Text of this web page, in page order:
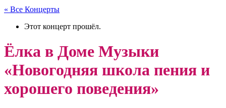
« Все Концерты
Этот концерт прошёл.
Ёлка в Доме Музыки
«Новогодняя школа пения и
хорошего поведения»